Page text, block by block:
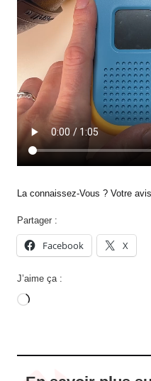
La connaissez-Vous ? Votre
Partager :
Facebook X
J’aime ça :
Chargement…